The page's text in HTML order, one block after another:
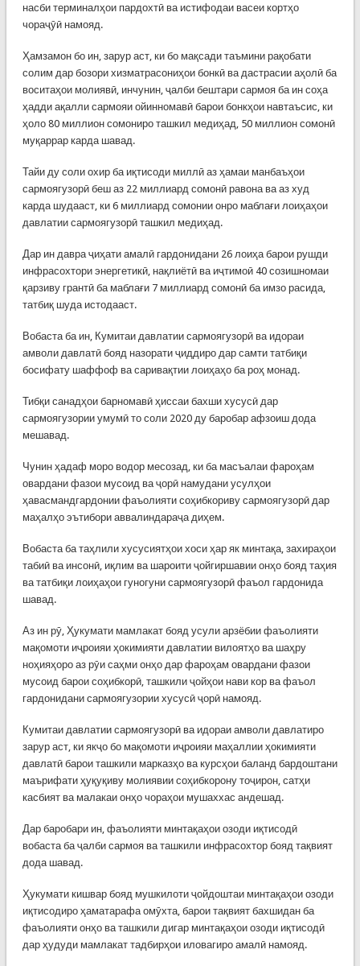
насби терминалҳои пардохтӣ ва истифодаи васеи кортҳо
чораҷӯӣ намояд.
Ҳамзамон бо ин, зарур аст, ки бо мақсади таъмини рақобати
солим дар бозори хизматрасониҳои бонкӣ ва дастрасии аҳолӣ ба
воситаҳои молиявӣ, инчунин, ҷалби бештари сармоя ба ин соҳа
ҳадди ақалли сармояи ойинномавӣ барои бонкҳои навтаъсис, ки
ҳоло 80 миллион сомониро ташкил медиҳад, 50 миллион сомонӣ
муқаррар карда шавад.
Тайи ду соли охир ба иқтисоди миллӣ аз ҳамаи манбаъҳои
сармоягузорӣ беш аз 22 миллиард сомонӣ равона ва аз худ
карда шудааст, ки 6 миллиард сомонии онро маблағи лоиҳаҳои
давлатии сармоягузорӣ ташкил медиҳад.
Дар ин давра ҷиҳати амалӣ гардонидани 26 лоиҳа барои рушди
инфрасохтори энергетикӣ, нақлиётӣ ва иҷтимоӣ 40 созишномаи
қарзиву грантӣ ба маблағи 7 миллиард сомонӣ ба имзо расида,
татбиқ шуда истодааст.
Вобаста ба ин, Кумитаи давлатии сармоягузорӣ ва идораи
амволи давлатӣ бояд назорати ҷиддиро дар самти татбиқи
босифату шаффоф ва саривақтии лоиҳаҳо ба роҳ монад.
Тибқи санадҳои барномавӣ ҳиссаи бахши хусусӣ дар
сармоягузории умумӣ то соли 2020 ду баробар афзоиш дода
мешавад.
Чунин ҳадаф моро водор месозад, ки ба масъалаи фароҳам
овардани фазои мусоид ва ҷорӣ намудани усулҳои
ҳавасмандгардонии фаъолияти соҳибкориву сармоягузорӣ дар
маҳалҳо эътибори аввалиндараҷа диҳем.
Вобаста ба таҳлили хусусиятҳои хоси ҳар як минтақа, захираҳои
табиӣ ва инсонӣ, иқлим ва шароити ҷойгиршавии онҳо бояд таҳия
ва татбиқи лоиҳаҳои гуногуни сармоягузорӣ фаъол гардонида
шавад.
Аз ин рӯ, Ҳукумати мамлакат бояд усули арзёбии фаъолияти
мақомоти иҷроияи ҳокимияти давлатии вилоятҳо ва шаҳру
ноҳияҳоро аз рӯи саҳми онҳо дар фароҳам овардани фазои
мусоид барои соҳибкорӣ, ташкили ҷойҳои нави кор ва фаъол
гардонидани сармоягузории хусусӣ ҷорӣ намояд.
Кумитаи давлатии сармоягузорӣ ва идораи амволи давлатиро
зарур аст, ки якҷо бо мақомоти иҷроияи маҳаллии ҳокимияти
давлатӣ барои ташкили марказҳо ва курсҳои баланд бардоштани
маърифати ҳуқуқиву молиявии соҳибкорону тоҷирон, сатҳи
касбият ва малакаи онҳо чораҳои мушаххас андешад.
Дар баробари ин, фаъолияти минтақаҳои озоди иқтисодӣ
вобаста ба ҷалби сармоя ва ташкили инфрасохтор бояд тақвият
дода шавад.
Ҳукумати кишвар бояд мушкилоти ҷойдоштаи минтақаҳои озоди
иқтисодиро ҳаматарафа омӯхта, барои тақвият бахшидан ба
фаъолияти онҳо ва ташкили дигар минтақаҳои озоди иқтисодӣ
дар ҳудуди мамлакат тадбирҳои иловагиро амалӣ намояд.